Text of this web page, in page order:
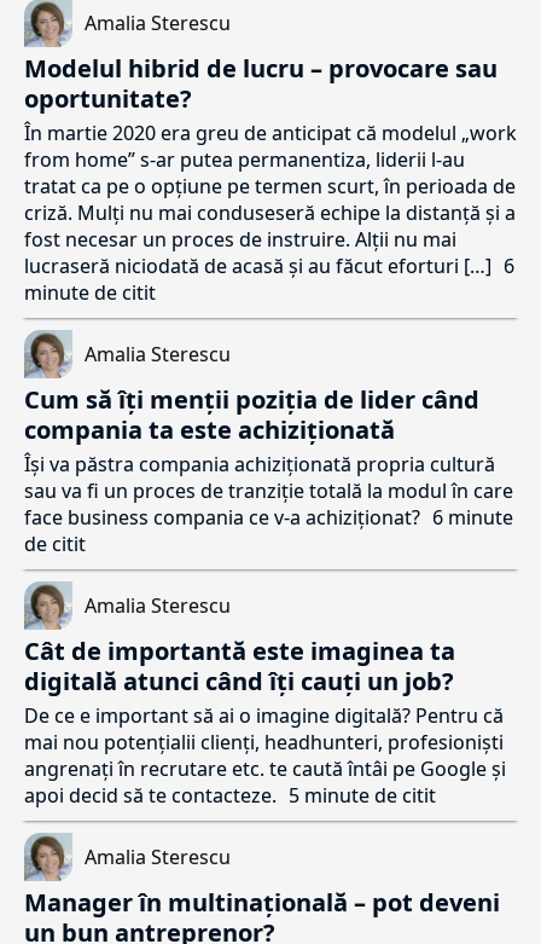
Amalia Sterescu
Modelul hibrid de lucru – provocare sau
oportunitate?
În martie 2020 era greu de anticipat că modelul „work
from home” s-ar putea permanentiza, liderii l-au
tratat ca pe o opțiune pe termen scurt, în perioada de
criză. Mulți nu mai conduseseră echipe la distanță și a
fost necesar un proces de instruire. Alții nu mai
lucraseră niciodată de acasă și au făcut eforturi […] 6
minute de citit
Amalia Sterescu
Cum să îți menții poziția de lider când
compania ta este achiziționată
Își va păstra compania achiziționată propria cultură
sau va fi un proces de tranziție totală la modul în care
face business compania ce v-a achiziționat? 6 minute
de citit
Amalia Sterescu
Cât de importantă este imaginea ta
digitală atunci când îți cauți un job?
De ce e important să ai o imagine digitală? Pentru că
mai nou potențialii clienți, headhunteri, profesioniști
angrenați în recrutare etc. te caută întâi pe Google și
apoi decid să te contacteze. 5 minute de citit
Amalia Sterescu
Manager în multinațională – pot deveni
un bun antreprenor?